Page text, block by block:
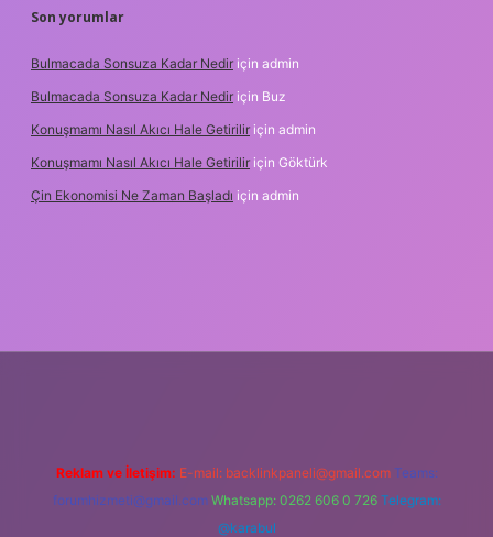
Son yorumlar
Bulmacada Sonsuza Kadar Nedir için admin
Bulmacada Sonsuza Kadar Nedir için Buz
Konuşmamı Nasıl Akıcı Hale Getirilir için admin
Konuşmamı Nasıl Akıcı Hale Getirilir için Göktürk
Çin Ekonomisi Ne Zaman Başladı için admin
Reklam ve İletişim: E-mail: backlinkpaneli@gmail.com Teams:
forumhizmeti@gmail.com Whatsapp: 0262 606 0 726 Telegram:
@karabul